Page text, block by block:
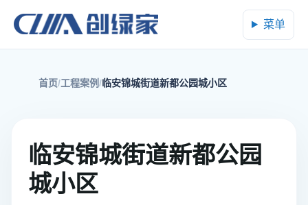
菜单
首页 工程案例 临安锦城街道新都公园城小区
临安锦城街道新都公园
城小区